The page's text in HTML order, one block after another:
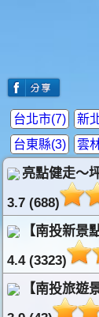
台北市(7) 新
台東縣(3)
雲
亮點健走〜
3.7 (688)
【南投新
4.4 (3323)
【南投旅